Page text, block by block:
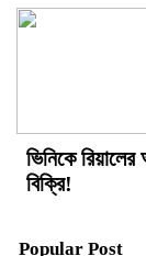
ভিনিকে
বিক্রি!
Popular Post